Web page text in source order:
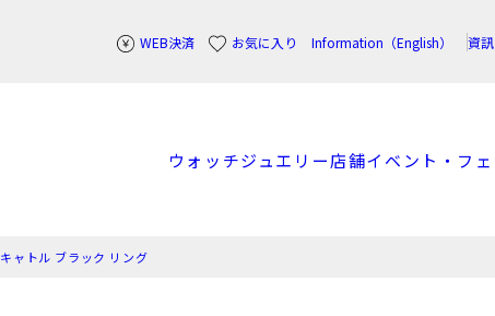
WEB決済 お気に入り Information（English） 資訊
ウォッチジュエリー店舗イベント・フ
キャトル ブラック リング